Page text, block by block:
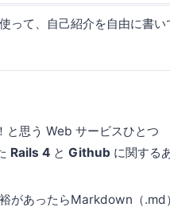
って、自己紹介を自由に書い
と思う Web サービスひとつ
Rails 4 と Github に関する
があったらMarkdown（.md